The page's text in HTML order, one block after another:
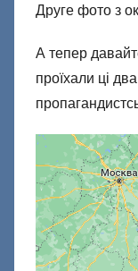
Друге фото з
А тепер
проїхали ці